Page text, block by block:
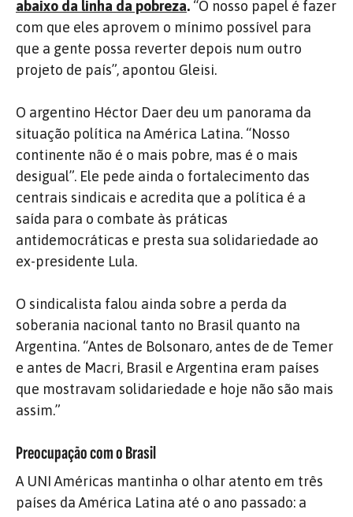
abaixo da linha da pobreza. “O nosso papel é fazer
com que eles aprovem o mínimo possível para
que a gente possa reverter depois num outro
projeto de país”, apontou Gleisi.
O argentino Héctor Daer deu um panorama da
situação política na América Latina. “Nosso
continente não é o mais pobre, mas é o mais
desigual”. Ele pede ainda o fortalecimento das
centrais sindicais e acredita que a política é a
saída para o combate às práticas
antidemocráticas e presta sua solidariedade ao
ex-presidente Lula.
O sindicalista falou ainda sobre a perda da
soberania nacional tanto no Brasil quanto na
Argentina. “Antes de Bolsonaro, antes de de Temer
e antes de Macri, Brasil e Argentina eram países
que mostravam solidariedade e hoje não são mais
assim.”
Preocupação com o Brasil
A UNI Américas mantinha o olhar atento em três
países da América Latina até o ano passado: a